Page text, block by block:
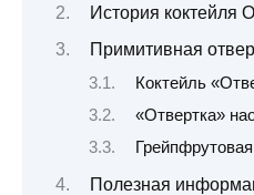
История коктейля
Примитивная
Коктейль
«Отвертка»
Полезная